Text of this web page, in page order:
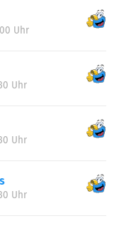
Uhr
Uhr
Uhr
Uhr